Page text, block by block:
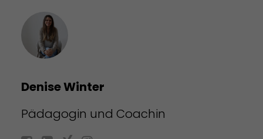
Denise Winter
Pädagogin und Coachin